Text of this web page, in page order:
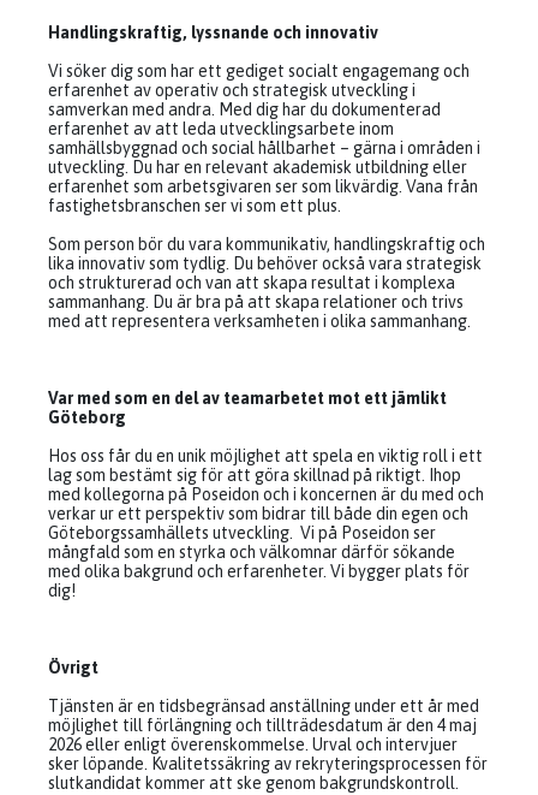
Handlingskraftig, lyssnande och innovativ
Vi söker dig som har ett gediget socialt engagemang och
erfarenhet av operativ och strategisk utveckling i
samverkan med andra. Med dig har du dokumenterad
erfarenhet av att leda utvecklingsarbete inom
samhällsbyggnad och social hållbarhet – gärna i områden i
utveckling. Du har en relevant akademisk utbildning eller
erfarenhet som arbetsgivaren ser som likvärdig. Vana från
fastighetsbranschen ser vi som ett plus.
Som person bör du vara kommunikativ, handlingskraftig och
lika innovativ som tydlig. Du behöver också vara strategisk
och strukturerad och van att skapa resultat i komplexa
sammanhang. Du är bra på att skapa relationer och trivs
med att representera verksamheten i olika sammanhang.
Var med som en del av teamarbetet mot ett jämlikt
Göteborg
Hos oss får du en unik möjlighet att spela en viktig roll i ett
lag som bestämt sig för att göra skillnad på riktigt. Ihop
med kollegorna på Poseidon och i koncernen är du med och
verkar ur ett perspektiv som bidrar till både din egen och
Göteborgssamhällets utveckling. Vi på Poseidon ser
mångfald som en styrka och välkomnar därför sökande
med olika bakgrund och erfarenheter. Vi bygger plats för
dig!
Övrigt
Tjänsten är en tidsbegränsad anställning under ett år med
möjlighet till förlängning och tillträdesdatum är den 4 maj
2026 eller enligt överenskommelse. Urval och intervjuer
sker löpande. Kvalitetssäkring av rekryteringsprocessen för
slutkandidat kommer att ske genom bakgrundskontroll.